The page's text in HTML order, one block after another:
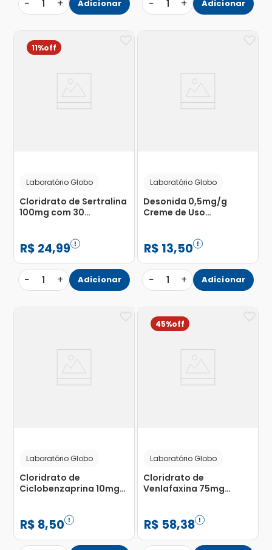
− 1 + Adicionar − 1 + Adicionar
11%
Laboratório Globo
Cloridrato de Sertralina
100mg com 30
R$ 24,99
− 1 + Adicionar
Laboratório Globo
Desonida 0,5mg/g
Creme de Uso
R$ 13,50
− 1 + Adicionar
Laboratório Globo
Cloridrato de
Ciclobenzaprina 10mg
R$ 8,50
45%
Laboratório Globo
Cloridrato de
Venlafaxina 75mg
R$ 58,38